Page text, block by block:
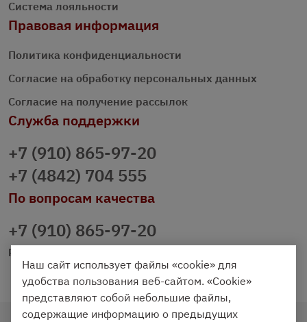
Система лояльности
Правовая информация
Политика конфиденциальности
Согласие на обработку персональных данных
Согласие на получение рассылок
Служба поддержки
+7 (910) 865-97-20
+7 (4842) 704 555
По вопросам качества
+7 (910) 865-97-20
prazdnichniy40@palmi.ru
Наш сайт использует файлы «cookie» для
удобства пользования веб-сайтом. «Cookie»
представляют собой небольшие файлы,
содержащие информацию о предыдущих